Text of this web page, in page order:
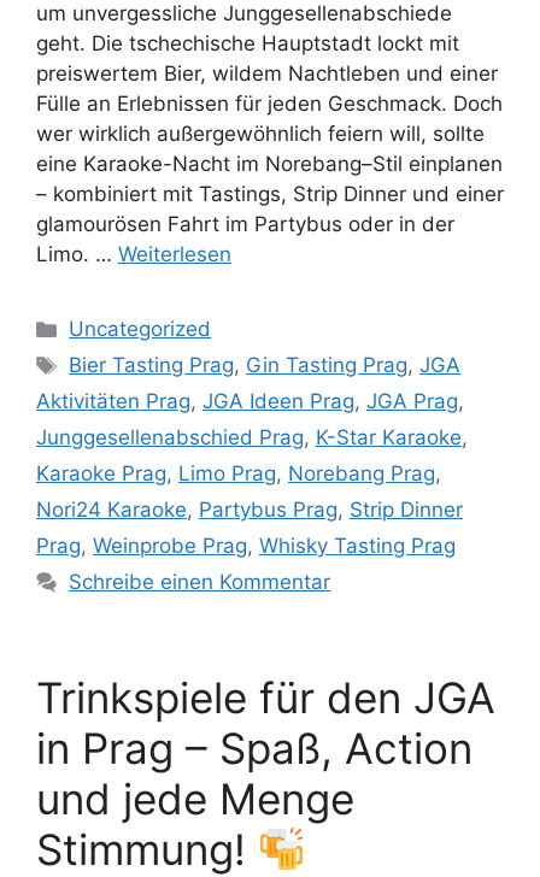
um unvergessliche Junggesellenabschiede
geht. Die tschechische Hauptstadt lockt mit
preiswertem Bier, wildem Nachtleben und einer
Fülle an Erlebnissen für jeden Geschmack. Doch
wer wirklich außergewöhnlich feiern will, sollte
eine Karaoke-Nacht im Norebang–Stil einplanen
– kombiniert mit Tastings, Strip Dinner und einer
glamourösen Fahrt im Partybus oder in der
Limo. … Weiterlesen
Kategorien
Uncategorized
Schlagwörter
Bier Tasting Prag, Gin Tasting Prag,JGA
Aktivitäten Prag, JGA Ideen Prag, JGA Prag,
Junggesellenabschied Prag, K-Star Karaoke,
Karaoke Prag, Limo Prag, Norebang Prag,
Nori24 Karaoke, Partybus Prag, Strip Dinner
Prag, Weinprobe Prag, Whisky Tasting Prag
Schreibe einen Kommentar
Trinkspiele für den JGA
in Prag – Spaß, Action
und jede Menge
Stimmung!